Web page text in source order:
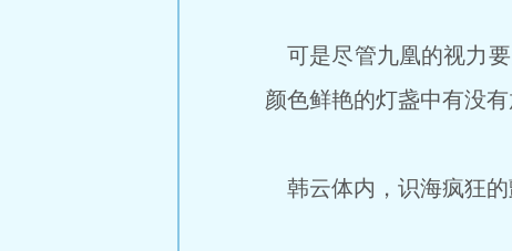
可是尽管九凰的视力要
颜色鲜艳的灯盏中有没有
韩云体内，识海疯狂的